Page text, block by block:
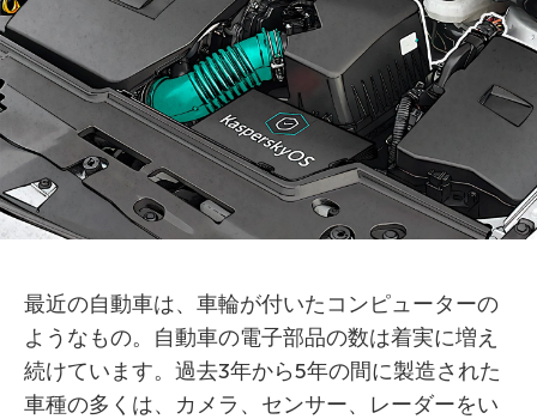
最近の自動車は、車輪が付いたコンピューターの
ようなもの。自動車の電子部品の数は着実に増え
続けています。過去3年から5年の間に製造された
車種の多くは、カメラ、センサー、レーダーをい